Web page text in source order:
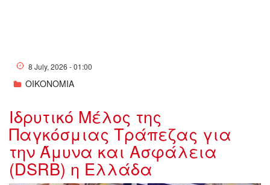
8 July, 2026 - 01:00
ΟΙΚΟΝΟΜΙΑ
Ιδρυτικό Μέλος της
Παγκόσμιας Τράπεζας για
την Άμυνα και Ασφάλεια
(DSRB) η Ελλάδα